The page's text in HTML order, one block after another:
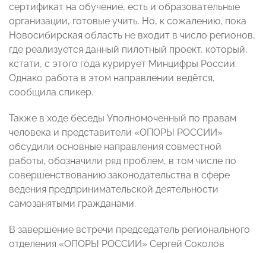
сертификат на обучение, есть и образовательные
организации, готовые учить. Но, к сожалению, пока
Новосибирская область не входит в число регионов,
где реализуется данный пилотный проект, который,
кстати, с этого года курирует Минцифры России.
Однако работа в этом направлении ведётся,
сообщила спикер.
Также в ходе беседы Уполномоченный по правам
человека и представители «ОПОРЫ РОССИИ»
обсудили основные направления совместной
работы, обозначили ряд проблем, в том числе по
совершенствованию законодательства в сфере
ведения предпринимательской деятельности
самозанятыми гражданами.
В завершение встречи председатель регионального
отделения «ОПОРЫ РОССИИ» Сергей Соколов